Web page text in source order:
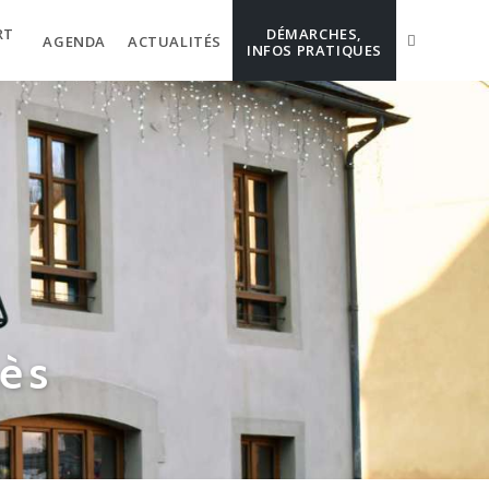
AGENDA ACTUALITÉS
DÉMARCHES,
INFOS PRATIQUES